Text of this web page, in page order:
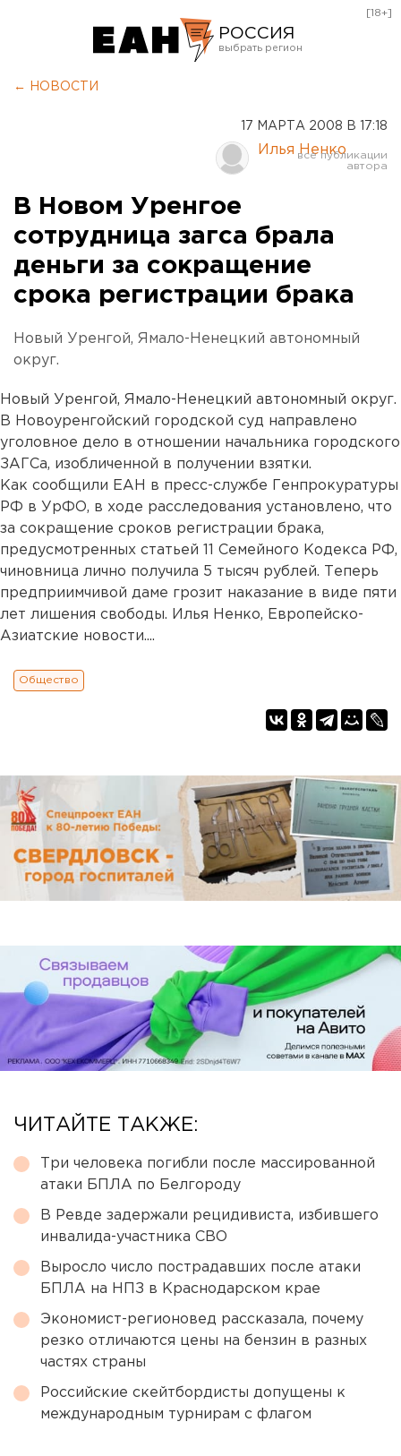
РОССИЯ
Курган
Оренбург
[18+]
← НОВОСТИ
17 МАРТА 2008 В 17:18
Илья Ненко
В Новом Уренгое
сотрудница загса брала
деньги за сокращение
срока регистрации брака
Новый Уренгой, Ямало-Ненецкий автономный
округ.
Новый Уренгой, Ямало-Ненецкий автономный округ.
В Новоуренгойский городской суд направлено
уголовное дело в отношении начальника городского
ЗАГСа, изобличенной в получении взятки.
Как сообщили ЕАН в пресс-службе Генпрокуратуры
РФ в УрФО, в ходе расследования установлено, что
за сокращение сроков регистрации брака,
предусмотренных статьей 11 Семейного Кодекса РФ,
чиновница лично получила 5 тысяч рублей. Теперь
предприимчивой даме грозит наказание в виде пяти
лет лишения свободы. Илья Ненко, Европейско-
Азиатские новости....
Общество
ЧИТАЙТЕ ТАКЖЕ:
Три человека погибли после массированной
атаки БПЛА по Белгороду
В Ревде задержали рецидивиста, избившего
инвалида-участника СВО
Выросло число пострадавших после атаки
БПЛА на НПЗ в Краснодарском крае
Экономист-регионовед рассказала, почему
резко отличаются цены на бензин в разных
частях страны
Российские скейтбордисты допущены к
международным турнирам с флагом